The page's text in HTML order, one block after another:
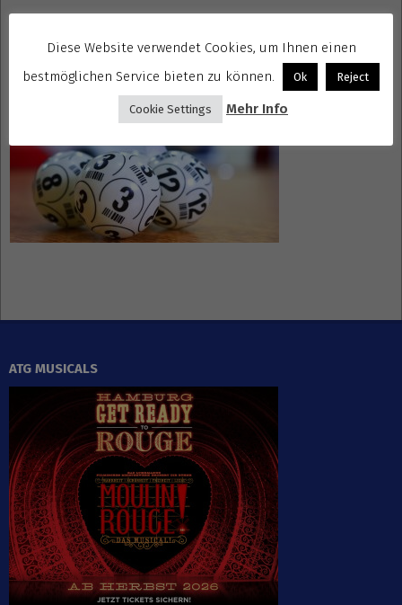
Gewinnspiele kostenlos seriös
ATG MUSICALS
Diese Website verwendet Cookies, um Ihnen einen
bestmöglichen Service bieten zu können.
Ok Reject
Cookie Settings Mehr Info